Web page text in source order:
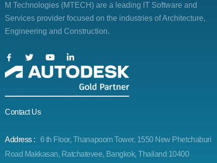
M Technologies (MTECH) are a leading IT Software and
Services provider focused on the industries of Architecture,
Engineering and Construction.
Contact Us
Address :
6 th Floor, Thanapoom Tower, 1550 New Phetchaburi
Road Makkasan, Ratchatevee, Bangkok, Thailand 10400